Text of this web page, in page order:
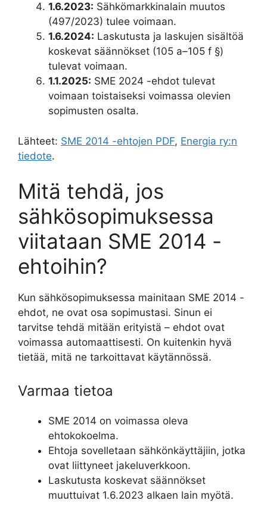
1.6.2023: Sähkömarkkinalain muutos
(497/2023) tulee voimaan.
1.6.2024: Laskutusta ja laskujen sisältöä
koskevat säännökset (105 a–105 f §)
tulevat voimaan.
1.1.2025: SME 2024 -ehdot tulevat
voimaan toistaiseksi voimassa olevien
sopimusten osalta.
Lähteet: SME 2014 -ehtojen PDF, Energia ry:n
tiedote.
Mitä tehdä, jos
sähkösopimuksessa
viitataan SME 2014 -
ehtoihin?
Kun sähkösopimuksessa mainitaan SME 2014 -
ehdot, ne ovat osa sopimustasi. Sinun ei
tarvitse tehdä mitään erityistä – ehdot ovat
voimassa automaattisesti. On kuitenkin hyvä
tietää, mitä ne tarkoittavat käytännössä.
Varmaa tietoa
SME 2014 on voimassa oleva
ehtokokoelma.
Ehtoja sovelletaan sähkönkäyttäjiin, jotka
ovat liittyneet jakeluverkkoon.
Laskutusta koskevat säännökset
muuttuivat 1.6.2023 alkaen lain myötä.